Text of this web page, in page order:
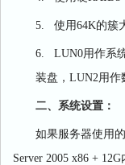
5. 使用64K的簇
6. LUN0用作系
装盘， LUN2用
二、 系统设置：
如果服务器使用
Server 2005 x86 + 12G